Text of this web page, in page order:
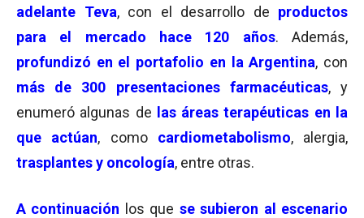
adelante Teva, con el desarrollo de productos
para el mercado hace 120 años. Además,
profundizó en el portafolio en la Argentina, con
más de 300 presentaciones farmacéuticas, y
enumeró algunas de
las áreas terapéuticas en la
que actúan, comocardiometabolismo, alergia,
trasplantes y oncología, entre otras.
A continuación los que se subieron al escenario